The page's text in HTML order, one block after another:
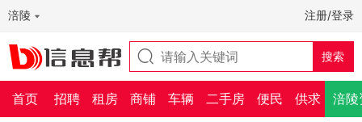
涪陵 注册/登录
首页 招聘 租房 商铺 车辆 二手房 便民 供求 涪陵